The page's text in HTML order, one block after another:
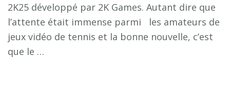
2K25 développé par 2K Games. Autant dire que
l’attente était immense parmi les amateurs de
jeux vidéo de tennis et la bonne nouvelle, c’est
que le …